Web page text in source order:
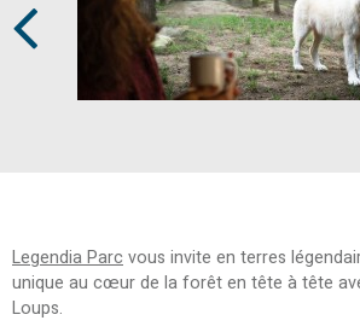
Legendia Parc vous invite en terres
unique au cœur de la forêt en tête à tête
Loups.